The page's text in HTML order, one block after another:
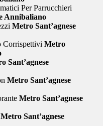
Per Parrucchieri
Annibaliano
Metro Sant’agnese
Corrispettivi Metro
Sant’agnese
Metro Sant’agnese
Metro Sant’agnese
Metro Sant’agnese